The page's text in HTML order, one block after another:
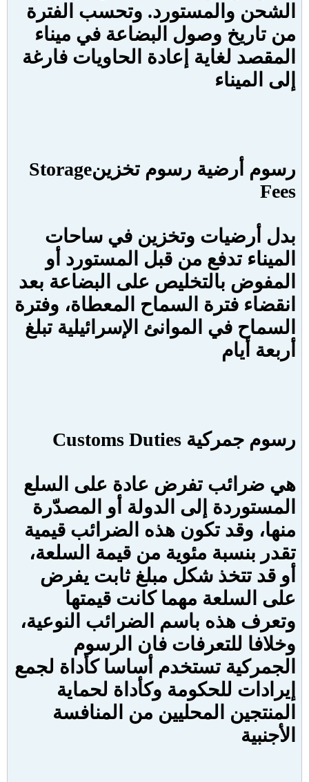
الشحن والمستورد. وتحسب الفترة
من تاريخ وصول البضاعة في ميناء
المقصد لغاية إعادة الحاويات فارغة
إلى الميناء
رسوم أرضية رسوم تخزينStorage
Fees
بدل أرضيات وتخزين في ساحات
الميناء تدفع من قبل المستورد أو
المفوض بالتخليص على البضاعة بعد
انقضاء فترة السماح المعطاة، وفترة
السماح في الموانئ الإسرائيلية تبلغ
أربعة أيام
رسوم جمركية Customs Duties
هي ضرائب تفرض عادة على السلع
المستوردة إلى الدولة أو المصدّرة
منها، وقد تكون هذه الضرائب قيمية
تقدر بنسبة مئوية من قيمة السلعة،
أو قد تتخذ شكل مبلغ ثابت يفرض
على السلعة مهما كانت قيمتها
وتعرف هذه باسم الضرائب النوعية،
وخلافا للتعرفات فان الرسوم
الجمركية تستخدم أساسا كأداة لجمع
إيرادات للحكومة وكأداة لحماية
المنتجين المحليين من المنافسة
الأجنبية